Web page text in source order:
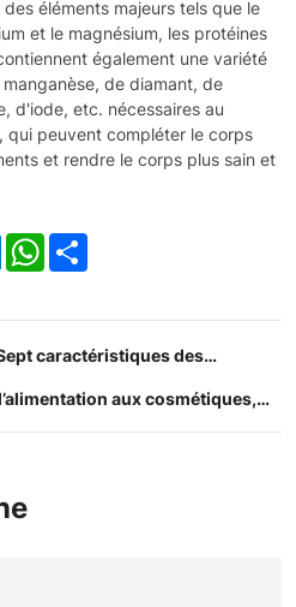
des éléments majeurs tels que le
et le magnésium, les protéines
également une variété
de diamant, de
d'iode, etc. nécessaires au
qui peuvent compléter le corps
et rendre le corps plus sain et
LinkedInWhatsApp
caractéristiques des
des insectes.
aux cosmétiques,
la protection de
largement notre